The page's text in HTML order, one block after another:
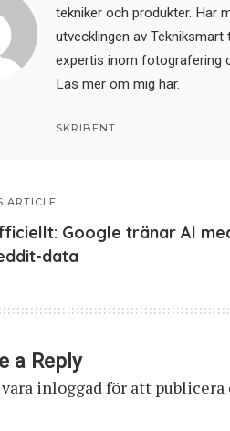
tekniker och produkter. Har
utvecklingen av
expertis inom fotografering
Läs mer om mig här.
SKRIBENT
ARTICLE
Google tränar AI
data
a Reply
inloggadför att publicera